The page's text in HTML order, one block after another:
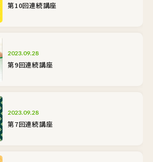
第10回連続講座
2023.09.28
第9回連続講座
2023.09.28
第7回連続講座